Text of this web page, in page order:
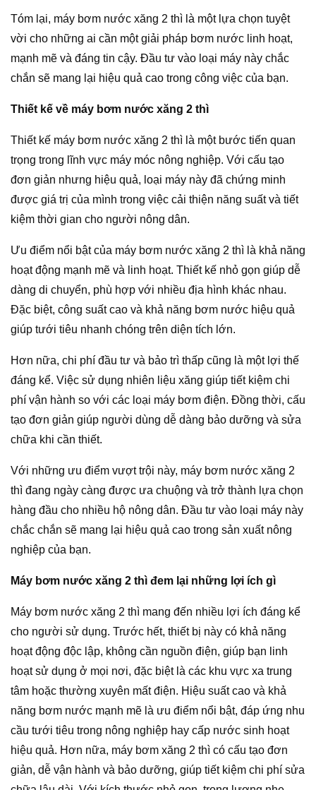
Tóm lại, máy bơm nước xăng 2 thì là một lựa chọn tuyệt
vời cho những ai cần một giải pháp bơm nước linh hoạt,
mạnh mẽ và đáng tin cậy. Đầu tư vào loại máy này chắc
chắn sẽ mang lại hiệu quả cao trong công việc của bạn.
Thiết kế về máy bơm nước xăng 2 thì
Thiết kế máy bơm nước xăng 2 thì là một bước tiến quan
trọng trong lĩnh vực máy móc nông nghiệp. Với cấu tạo
đơn giản nhưng hiệu quả, loại máy này đã chứng minh
được giá trị của mình trong việc cải thiện năng suất và tiết
kiệm thời gian cho người nông dân.
Ưu điểm nổi bật của máy bơm nước xăng 2 thì là khả năng
hoạt động mạnh mẽ và linh hoạt. Thiết kế nhỏ gọn giúp dễ
dàng di chuyển, phù hợp với nhiều địa hình khác nhau.
Đặc biệt, công suất cao và khả năng bơm nước hiệu quả
giúp tưới tiêu nhanh chóng trên diện tích lớn.
Hơn nữa, chi phí đầu tư và bảo trì thấp cũng là một lợi thế
đáng kể. Việc sử dụng nhiên liệu xăng giúp tiết kiệm chi
phí vận hành so với các loại máy bơm điện. Đồng thời, cấu
tạo đơn giản giúp người dùng dễ dàng bảo dưỡng và sửa
chữa khi cần thiết.
Với những ưu điểm vượt trội này, máy bơm nước xăng 2
thì đang ngày càng được ưa chuộng và trở thành lựa chọn
hàng đầu cho nhiều hộ nông dân. Đầu tư vào loại máy này
chắc chắn sẽ mang lại hiệu quả cao trong sản xuất nông
nghiệp của bạn.
Máy bơm nước xăng 2 thì đem lại những lợi ích gì
Máy bơm nước xăng 2 thì mang đến nhiều lợi ích đáng kể
cho người sử dụng. Trước hết, thiết bị này có khả năng
hoạt động độc lập, không cần nguồn điện, giúp bạn linh
hoạt sử dụng ở mọi nơi, đặc biệt là các khu vực xa trung
tâm hoặc thường xuyên mất điện. Hiệu suất cao và khả
năng bơm nước mạnh mẽ là ưu điểm nổi bật, đáp ứng nhu
cầu tưới tiêu trong nông nghiệp hay cấp nước sinh hoạt
hiệu quả. Hơn nữa, máy bơm xăng 2 thì có cấu tạo đơn
giản, dễ vận hành và bảo dưỡng, giúp tiết kiệm chi phí sửa